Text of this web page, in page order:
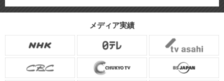
メディア実績